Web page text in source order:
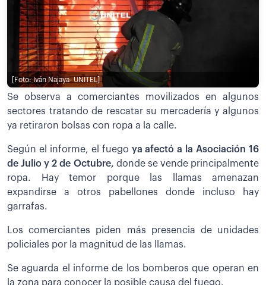
[Foto: Iván Najaya- UNITEL]
Se observa a comerciantes movilizados en algunos
sectores tratando de rescatar su mercadería y algunos
ya retiraron bolsas con ropa a la calle.
Según el informe, el fuego ya afectó a la Asociación 16
de Julio y 2 de Octubre, donde se vende principalmente
ropa. Hay temor porque las llamas amenazan
expandirse a otros pabellones donde incluso hay
garrafas.
Los comerciantes piden más presencia de unidades
policiales por la magnitud de las llamas.
Se aguarda el informe de los bomberos que operan en
la zona para conocer la posible causa del fuego.